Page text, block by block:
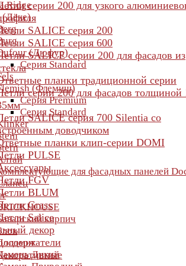
Ridge
(Дёке)
(Дюфур)
Серия Standard
(Флемиш)
Серия Premium
Серия Standard
для фасадных панелей
кирпич
Дикий
серии 200 для узкого
SALICE серия 200
SALICE серия 600
SALICE серии 200 для фасадов из
планки традиционной серии
серии 200 для фасадов толщиной
SALICE серия 700 Silentia со
доводчиком
планки клип-серии DOMI
PULSE
FGV
BLUM
Grass
Salice
декор